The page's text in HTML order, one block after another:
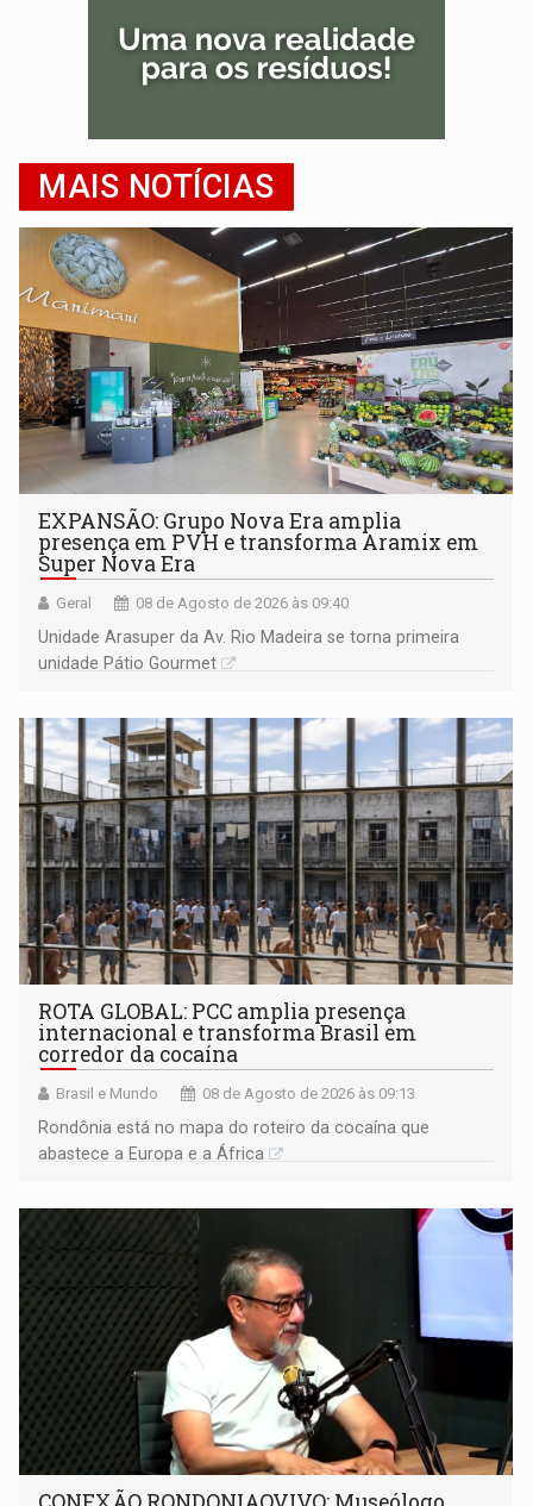
MAIS NOTÍCIAS
EXPANSÃO: Grupo Nova Era amplia
presença em PVH e transforma Aramix em
Super Nova Era
Geral 08 de Agosto de 2026 às 09:40
Unidade Arasuper da Av. Rio Madeira se torna primeira
unidade Pátio Gourmet
ROTA GLOBAL: PCC amplia presença
internacional e transforma Brasil em
corredor da cocaína
Brasil e Mundo 08 de Agosto de 2026 às 09:13
Rondônia está no mapa do roteiro da cocaína que
abastece a Europa e a África